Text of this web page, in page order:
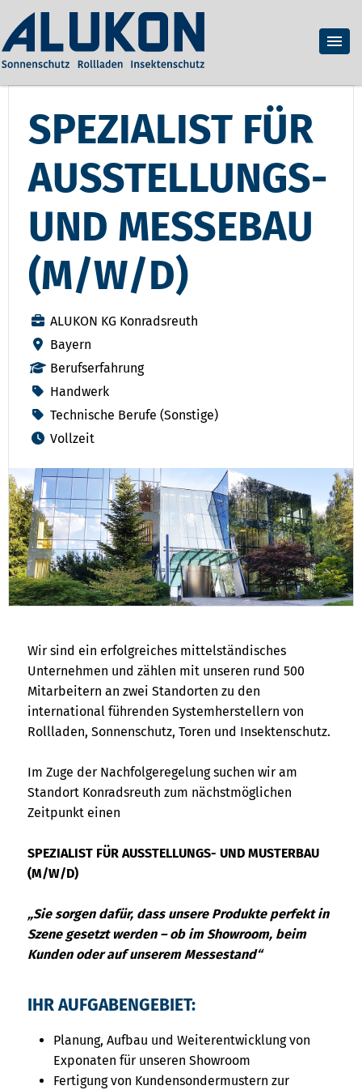
SPEZIALIST FÜR
AUSSTELLUNGS-
UND MESSEBAU
(M/W/D)
ALUKON KG Konradsreuth
Bayern
Berufserfahrung
Handwerk
Technische Berufe (Sonstige)
Vollzeit
Wir sind ein erfolgreiches mittelständisches
Unternehmen und zählen mit unseren rund 500
Mitarbeitern an zwei Standorten zu den
international führenden Systemherstellern von
Rollladen, Sonnenschutz, Toren und Insektenschutz.
Im Zuge der Nachfolgeregelung suchen wir am
Standort Konradsreuth zum nächstmöglichen
Zeitpunkt einen
SPEZIALIST FÜR AUSSTELLUNGS- UND MUSTERBAU
(M/W/D)
„Sie sorgen dafür, dass unsere Produkte perfekt in
Szene gesetzt werden – ob im Showroom, beim
Kunden oder auf unserem Messestand“
IHR AUFGABENGEBIET:
Planung, Aufbau und Weiterentwicklung von
Exponaten für unseren Showroom
Fertigung von Kundensondermustern zur